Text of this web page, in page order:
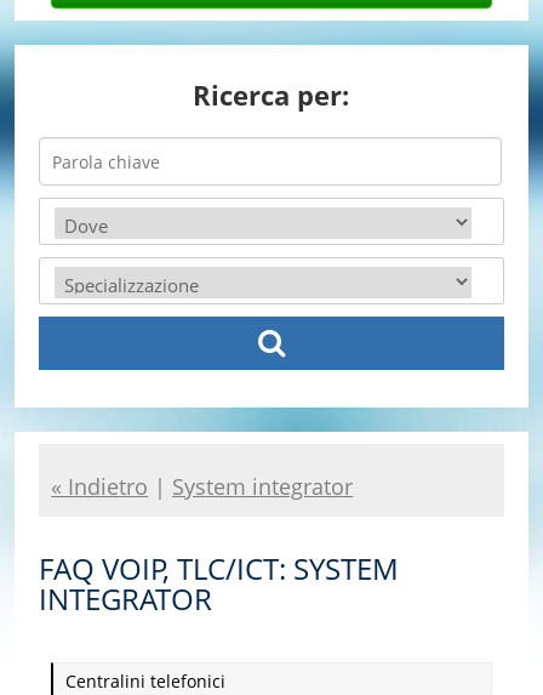
Ricerca per:
« Indietro | System integrator
FAQ VOIP, TLC/ICT: SYSTEM
INTEGRATOR
Centralini telefonici